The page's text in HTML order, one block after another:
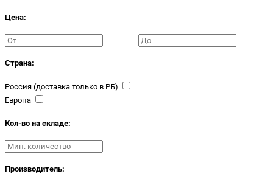
Цена:
Страна:
Россия (доставка только в РБ)
Европа
Кол-во на складе:
Производитель: